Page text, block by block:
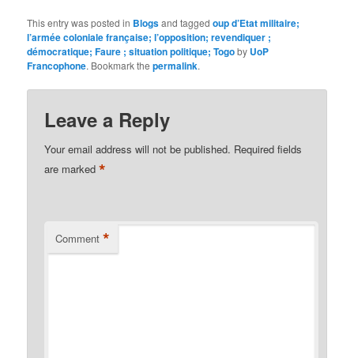
This entry was posted in Blogsand taggedoup d’Etat militaire;
l’armée coloniale française; l’opposition; revendiquer ;
démocratique; Faure ; situation politique; Togoby UoP
Francophone. Bookmark thepermalink.
Leave a Reply
Your email address will not be published. Required fields
are marked*
Comment *